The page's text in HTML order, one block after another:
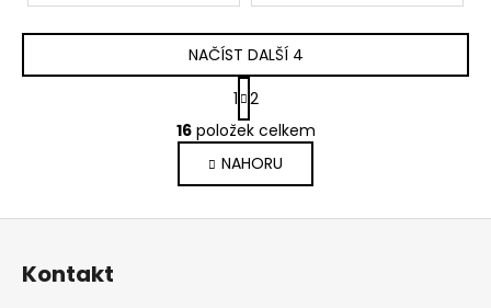
O
v
l
á
d
NAČÍST DALŠÍ 4
S
t
r
á
n
k
o
1 2
16položek celkem
NAHORU
Kontakt